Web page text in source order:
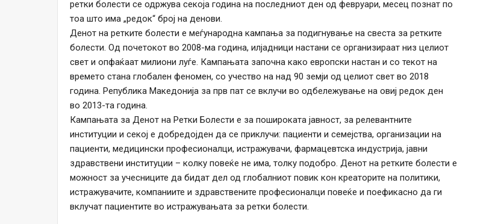
ретки болести се одржува секоја година на последниот ден од февруари, месец познат по
тоа што има „редок“ број на денови.
Денот на ретките болести е меѓународна кампања за подигнување на свеста за ретките
болести. Од почетокот во 2008-ма година, илјадници настани се организираат низ целиот
свет и опфаќаат милиони луѓе. Кампањата започна како европски настан и со текот на
времето стана глобален феномен, со учество на над 90 земји од целиот свет во 2018
година. Република Македонија за прв пат се вклучи во одбележување на овиј редок ден
во 2013-та година.
Кампањата за Денот на Ретки Болести е за пошироката јавност, за релевантните
институции и секој е добредојден да се приклучи: пациенти и семејства, организации на
пациенти, медицински професионалци, истражувачи, фармацевтска индустрија, јавни
здравствени институции – колку повеќе не има, толку подобро. Денот на ретките болести е
можност за учесниците да бидат дел од глобалниот повик кон креаторите на политики,
истражувачите, компаниите и здравствените професионалци повеќе и поефикасно да ги
вклучат пациентите во истражувањата за ретки болести.